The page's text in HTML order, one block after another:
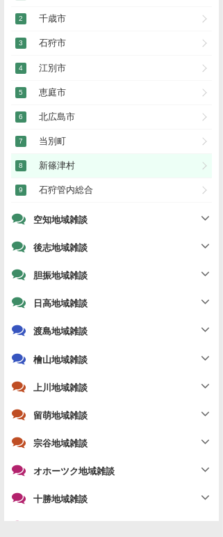
千歳市
石狩市
江別市
恵庭市
北広島市
当別町
新篠津村
石狩管内総合
空知地域雑談
後志地域雑談
胆振地域雑談
日高地域雑談
渡島地域雑談
檜山地域雑談
上川地域雑談
留萌地域雑談
宗谷地域雑談
オホーツク地域雑談
十勝地域雑談